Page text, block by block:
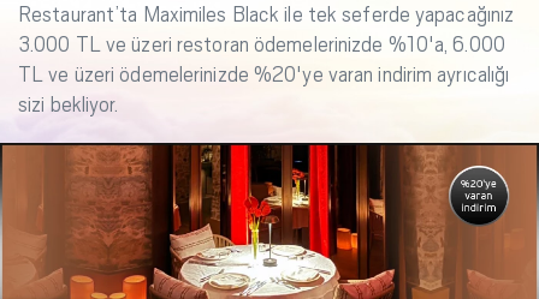
Restaurant’ta Maximiles Black ile tek seferde yapacağınız
3.000 TL ve üzeri restoran ödemelerinizde %10'a, 6.000
TL ve üzeri ödemelerinizde %20'ye varan indirim ayrıcalığı
sizi bekliyor.